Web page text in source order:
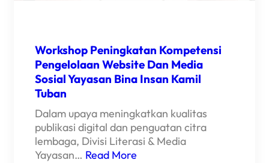
Workshop Peningkatan Kompetensi
Pengelolaan Website Dan Media
Sosial Yayasan Bina Insan Kamil
Tuban
Dalam upaya meningkatkan kualitas
publikasi digital dan penguatan citra
lembaga, Divisi Literasi & Media
Yayasan… Read More